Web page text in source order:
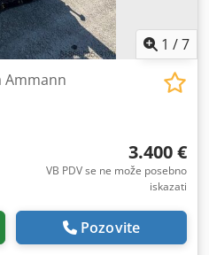
1 /7
Ammann
3.400 €
VB PDV se ne može posebno
iskazati
Pozovite